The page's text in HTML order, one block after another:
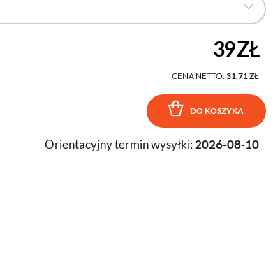
39 ZŁ
CENA NETTO:31,71 ZŁ
DO KOSZYKA
Orientacyjny termin wysyłki: 2026-08-10